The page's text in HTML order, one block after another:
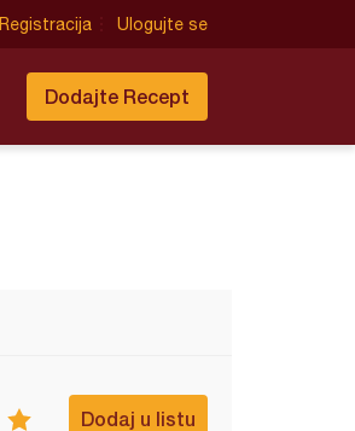
Registracija Ulogujte se
Dodajte Recept
Dodaj u listu